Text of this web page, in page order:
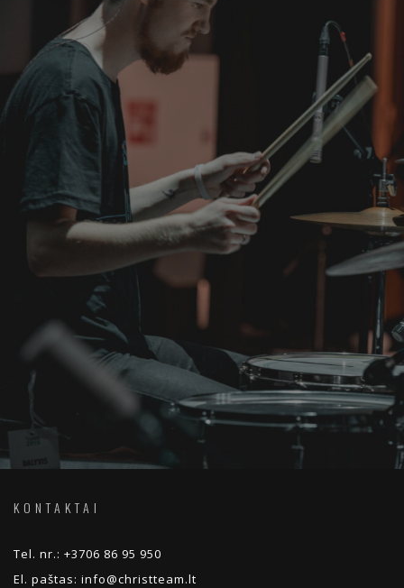
KONTAKTAI
Tel. nr.: +3706 86 95 950
El. paštas: info@christteam.lt